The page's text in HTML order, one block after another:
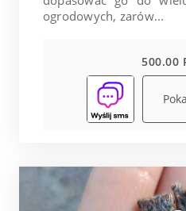
ogrodowych, zarów...
500.00